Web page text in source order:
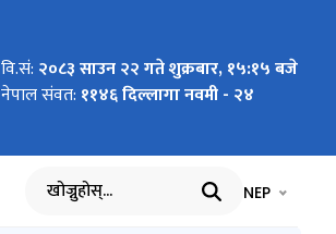
वि.सं: २०८३ साउन २२ गते शुक्रबार, १५:१५ बजे
नेपाल संवत: ११४६ दिल्लागा नवमी - २४
खोज्नुहोस् भाषा चयन
NEP